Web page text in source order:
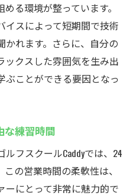
る環境が整っています。
イスによって短期間で技術
れます。さらに、自分の
ックスした雰囲気を生み出
ぶことができる要因となっ
な練習時間
フスクールCaddyでは、24
の営業時間の柔軟性は、
ーにとって非常に魅力的で